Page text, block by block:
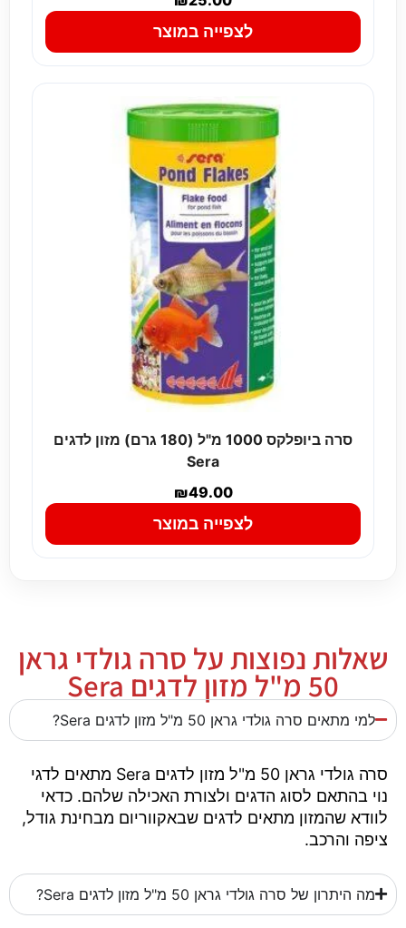
לצפייה במוצר
סרה ביופלקס 1000 מ"ל (180 גרם) מזון לדגים
Sera
₪49.00
לצפייה במוצר
שאלות נפוצות על סרה גולדי גראן
50 מ"ל מזון לדגים Sera
למי מתאים סרה גולדי גראן 50 מ"ל מזון לדגים Sera?
סרה גולדי גראן 50 מ"ל מזון לדגים Sera מתאים לדגי
נוי בהתאם לסוג הדגים ולצורת האכילה שלהם. כדאי
לוודא שהמזון מתאים לדגים שבאקווריום מבחינת גודל,
ציפה והרכב.
מה היתרון של סרה גולדי גראן 50 מ"ל מזון לדגים Sera?